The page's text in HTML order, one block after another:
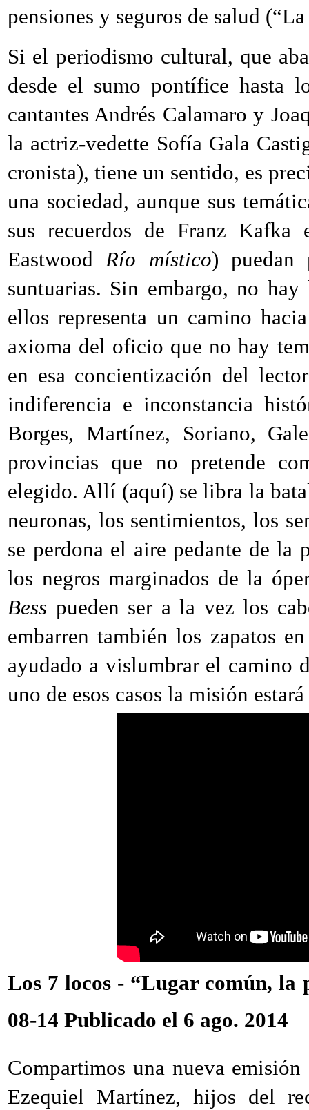
pensiones y seguros de salud
Si el periodismo cultural, que
desde el sumo pontífice hasta
cantantes Andrés Calamaro y
la actriz-vedette Sofía Gala
cronista), tiene un sentido, es
una sociedad, aunque sus
sus recuerdos de Franz
EastwoodRío místico) puedan
suntuarias. Sin embargo, no
ellos representa un camino
axioma del oficio que no hay
en esa concientización del
indiferencia e inconstancia
Borges, Martínez, Soriano,
provincias que no pretende
elegido. Allí (aquí) se libra la
neuronas, los sentimientos, los
se perdona el aire pedante de la
los negros marginados de la
Bess pueden ser a la vez los
embarren también los zapatos
ayudado a vislumbrar el camino
uno de esos casos la misión
Los 7 locos - “Lugar común, la
08-14 Publicado el 6 ago. 2014
Compartimos una nueva
Ezequiel Martínez, hijos del